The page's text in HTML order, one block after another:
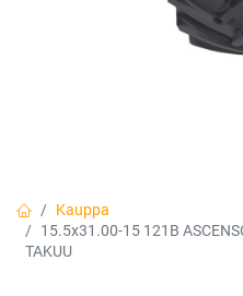
Kauppa
15.5x31.00-15 121B
TAKUU